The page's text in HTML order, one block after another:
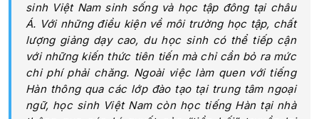
sinh Việt Nam sinh sống và học tập đông tại châu
Á. Với những điều kiện về môi trường học tập, chất
lượng giảng dạy cao, du học sinh có thể tiếp cận
với những kiến thức tiên tiến mà chỉ cần bỏ ra mức
chi phí phải chăng. Ngoài việc làm quen với tiếng
Hàn thông qua các lớp đào tạo tại trung tâm ngoại
ngữ, học sinh Việt Nam còn học tiếng Hàn tại nhà